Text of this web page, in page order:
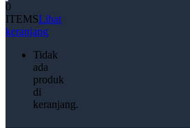
0
ITEMSLihat
keranjang
Tidak
ada
produk
di
keranjang.